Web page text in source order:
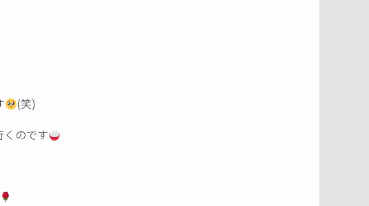
(笑)
のです